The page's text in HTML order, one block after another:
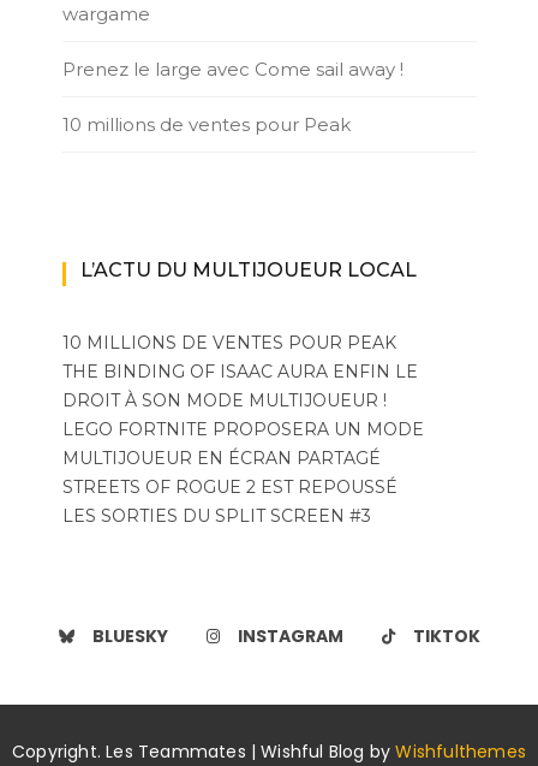
wargame
Prenez le large avec Come sail away !
10 millions de ventes pour Peak
L’ACTU DU MULTIJOUEUR LOCAL
10 MILLIONS DE VENTES POUR PEAK
THE BINDING OF ISAAC AURA ENFIN LE
DROIT À SON MODE MULTIJOUEUR !
LEGO FORTNITE PROPOSERA UN MODE
MULTIJOUEUR EN ÉCRAN PARTAGÉ
STREETS OF ROGUE 2 EST REPOUSSÉ
LES SORTIES DU SPLIT SCREEN #3
BLUESKY INSTAGRAM TIKTOK
Copyright. Les Teammates | Wishful Blog byWishfulthemes